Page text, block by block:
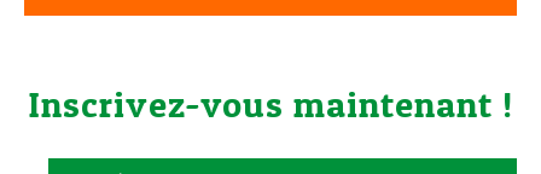
Inscrivez-vous maintenant !